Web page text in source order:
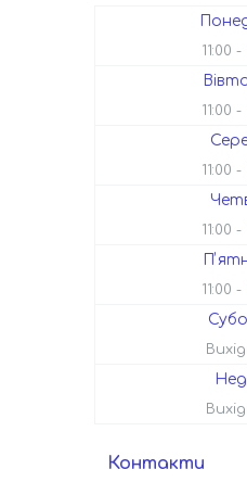
11:00
11:00
11:00
11:00
11:00
Контакти